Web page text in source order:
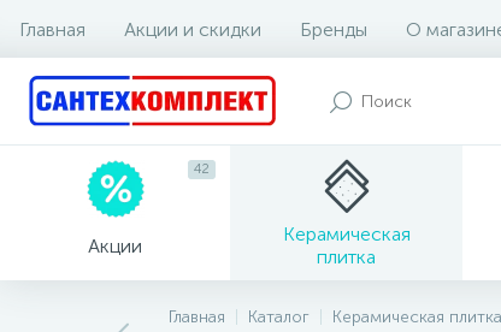
Главная Акции и скидки Бренды О
Акции
42
Керамическая
плитка
Главная Каталог Керамическая плитка